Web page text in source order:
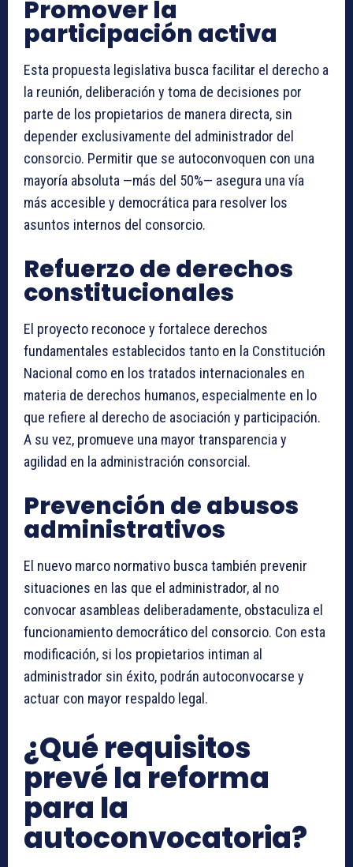
Promover la
participación activa
Esta propuesta legislativa busca facilitar el derecho a
la reunión, deliberación y toma de decisiones por
parte de los propietarios de manera directa, sin
depender exclusivamente del administrador del
consorcio. Permitir que se autoconvoquen con una
mayoría absoluta —más del 50%— asegura una vía
más accesible y democrática para resolver los
asuntos internos del consorcio.
Refuerzo de derechos
constitucionales
El proyecto reconoce y fortalece derechos
fundamentales establecidos tanto en la Constitución
Nacional como en los tratados internacionales en
materia de derechos humanos, especialmente en lo
que refiere al derecho de asociación y participación.
A su vez, promueve una mayor transparencia y
agilidad en la administración consorcial.
Prevención de abusos
administrativos
El nuevo marco normativo busca también prevenir
situaciones en las que el administrador, al no
convocar asambleas deliberadamente, obstaculiza el
funcionamiento democrático del consorcio. Con esta
modificación, si los propietarios intiman al
administrador sin éxito, podrán autoconvocarse y
actuar con mayor respaldo legal.
¿Qué requisitos
prevé la reforma
para la
autoconvocatoria?